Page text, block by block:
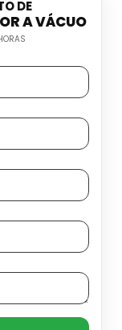
DE
A VÁCUO